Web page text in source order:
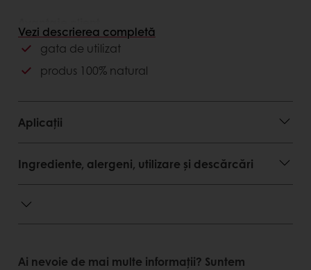
produs versatil
gustos și aromat
aromă intensă
etichetă curată
fructe oleaginoase atent selecționate
Vezi descrierea completă
gata de utilizat
produs 100% natural
Aplicații
Ingrediente, alergeni, utilizare și descărcări
Ai nevoie de mai multe informații? Suntem